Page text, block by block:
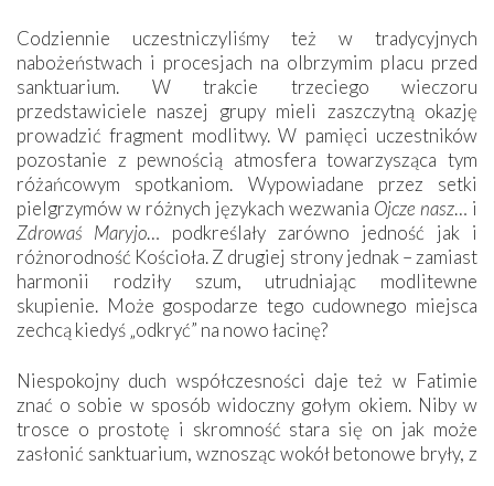
Codziennie uczestniczyliśmy też w tradycyjnych
nabożeństwach i procesjach na olbrzymim placu przed
sanktuarium. W trakcie trzeciego wieczoru
przedstawiciele naszej grupy mieli zaszczytną okazję
prowadzić fragment modlitwy. W pamięci uczestników
pozostanie z pewnością atmosfera towarzysząca tym
różańcowym spotkaniom. Wypowiadane przez setki
pielgrzymów w różnych językach wezwania Ojcze nasz… i
Zdrowaś Maryjo… podkreślały zarówno jedność jak i
różnorodność Kościoła. Z drugiej strony jednak – zamiast
harmonii rodziły szum, utrudniając modlitewne
skupienie. Może gospodarze tego cudownego miejsca
zechcą kiedyś „odkryć” na nowo łacinę?
Niespokojny duch współczesności daje też w Fatimie
znać o sobie w sposób widoczny gołym okiem. Niby w
trosce o prostotę i skromność stara się on jak może
zasłonić sanktuarium, wznosząc wokół betonowe bryły, z